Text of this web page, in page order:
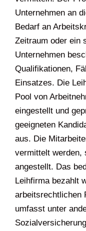
Unternehmen an
Bedarf an
Zeitraum oder ein
Unternehmen
Qualifikationen,
Einsatzes. Die
Pool von
eingestellt und
geeigneten
aus. Die
vermittelt werden,
angestellt. Das
Leihfirma bezahlt
arbeitsrechtlichen
umfasst unter